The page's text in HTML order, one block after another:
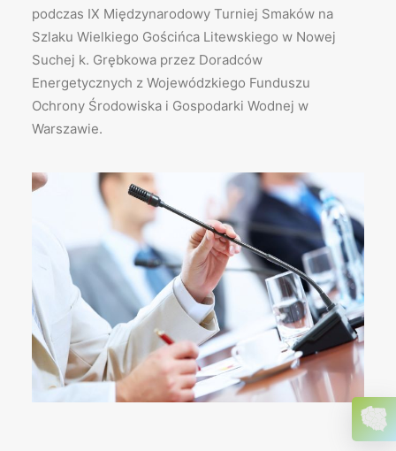
podczas IX Międzynarodowy Turniej Smaków na
Szlaku Wielkiego Gościńca Litewskiego w Nowej
Suchej k. Grębkowa przez Doradców
Energetycznych z Wojewódzkiego Funduszu
Ochrony Środowiska i Gospodarki Wodnej w
Warszawie.